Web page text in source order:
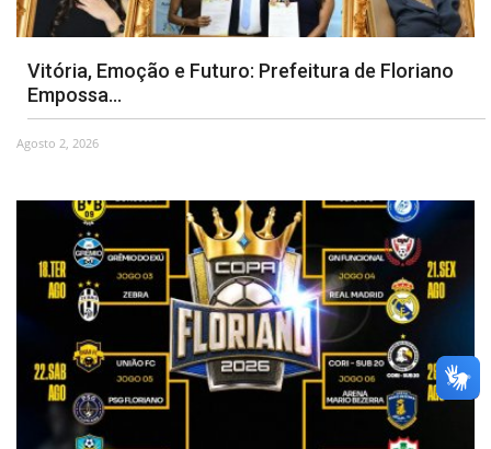
Vitória, Emoção e Futuro: Prefeitura de Floriano
Empossa...
Agosto 2, 2026